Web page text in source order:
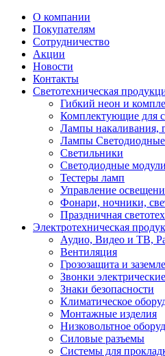
О компании
Покупателям
Сотрудничество
Акции
Новости
Контакты
Светотехническая
Гибкий неон и
Комплектующие для
Лампы накаливания,
Лампы
Светильники
Светодиодные
Тестеры ламп
Управление
Фонари, ночники,
Праздничная
Электротехническая
Аудио, Видео и ТВ,
Вентиляция
Грозозащита и
Звонки электрические
Знаки безопасности
Климатическое
Монтажные изделия
Низковольтное
Силовые разъемы
Системы для